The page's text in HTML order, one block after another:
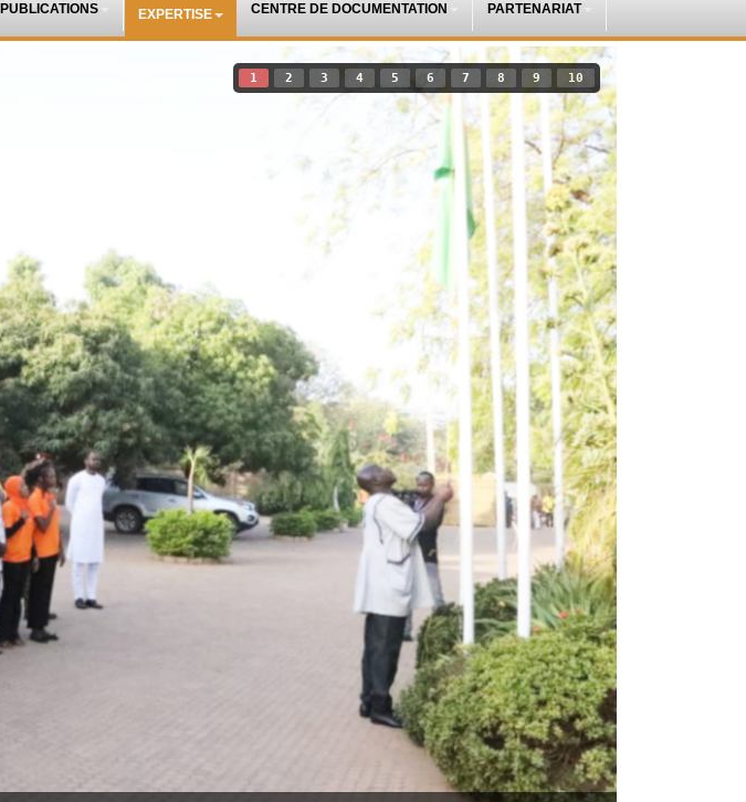
PUBLICATIONS EXPERTISE CENTRE DE DOCUMENTATION PARTENARIAT
1 2 3 4 5 6 7 8 9 10